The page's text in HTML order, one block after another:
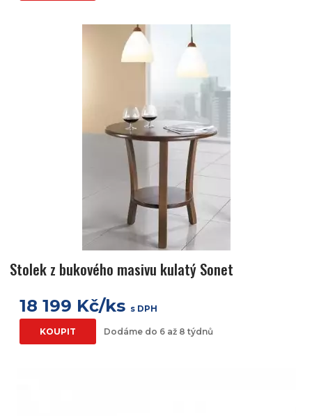
Stolek z bukového masivu kulatý Sonet
18 199 Kč/ks s DPH
KOUPIT Dodáme do 6 až 8 týdnů